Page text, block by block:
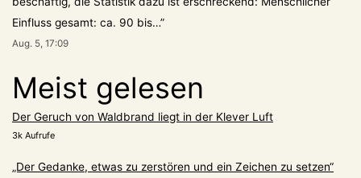
Einfluss gesamt: ca. 90 bis…”
Aug. 5, 17:09
Meist gelesen
Der Geruch von Waldbrand liegt in der Klever Luft
3k Aufrufe
„Der Gedanke, etwas zu zerstören und ein Zeichen zu setzen“